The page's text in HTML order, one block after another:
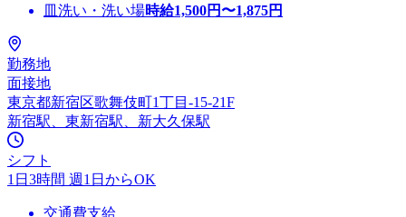
皿洗い・洗い場時給1,500円〜1,875円
勤務地
面接地
東京都新宿区歌舞伎町1丁目-15-21F
新宿駅、東新宿駅、新大久保駅
シフト
1日3時間 週1日からOK
交通費支給